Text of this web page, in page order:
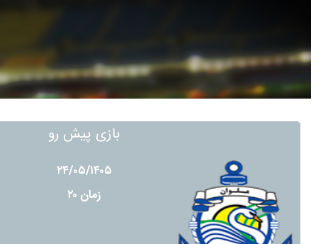
بازی پیش رو
۲۴/۰۵/۱۴۰۵
زمان ۲۰